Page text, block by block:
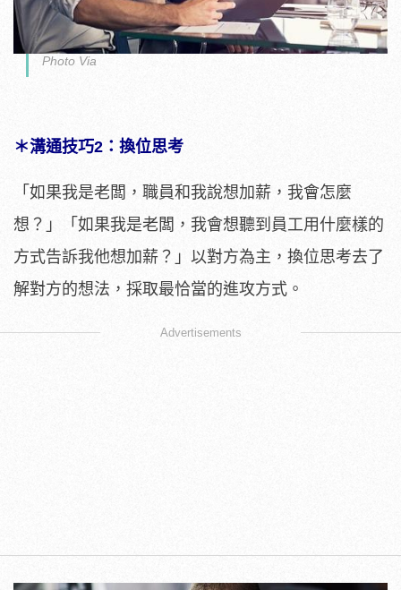
Photo Via
＊溝通技巧2：換位思考
「如果我是老闆，職員和我說想加薪，我會怎麼
想？」「如果我是老闆，我會想聽到員工用什麼樣的
方式告訴我他想加薪？」以對方為主，換位思考去了
解對方的想法，採取最恰當的進攻方式。
Advertisements